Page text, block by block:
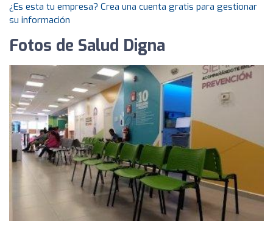
¿Es esta tu empresa? Crea una cuenta gratis para gestionar
su información
Fotos de Salud Digna